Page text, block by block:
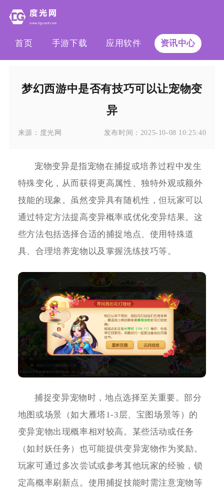
首页 手游下载 应用软件 资讯中心
梦幻西游中是否有技巧可以让宠物变
异
来源： 度光网 发布时间： 2025-10-08 10:25:40
宠物变异是指宠物在捕捉或培养过程中发生
特殊变化，从而获得更高属性、独特外观或额外
技能的现象。虽然变异具有随机性，但玩家可以
通过特定方法提高变异概率或优化变异结果。这
些方法包括选择合适的捕捉地点、使用特殊道
具、合理培养宠物以及掌握洗练技巧等。
捕捉变异宠物时，地点选择至关重要。部分
地图或场景（如大雁塔1-3层、宝图场景等）的
变异宠物出现概率相对较高。某些活动或任务
（如封妖任务）也可能提供变异宠物作为奖励。
玩家可通过多次尝试或参考其他玩家的经验，锁
定高概率刷新点。使用捕捉技能时需注意宠物等